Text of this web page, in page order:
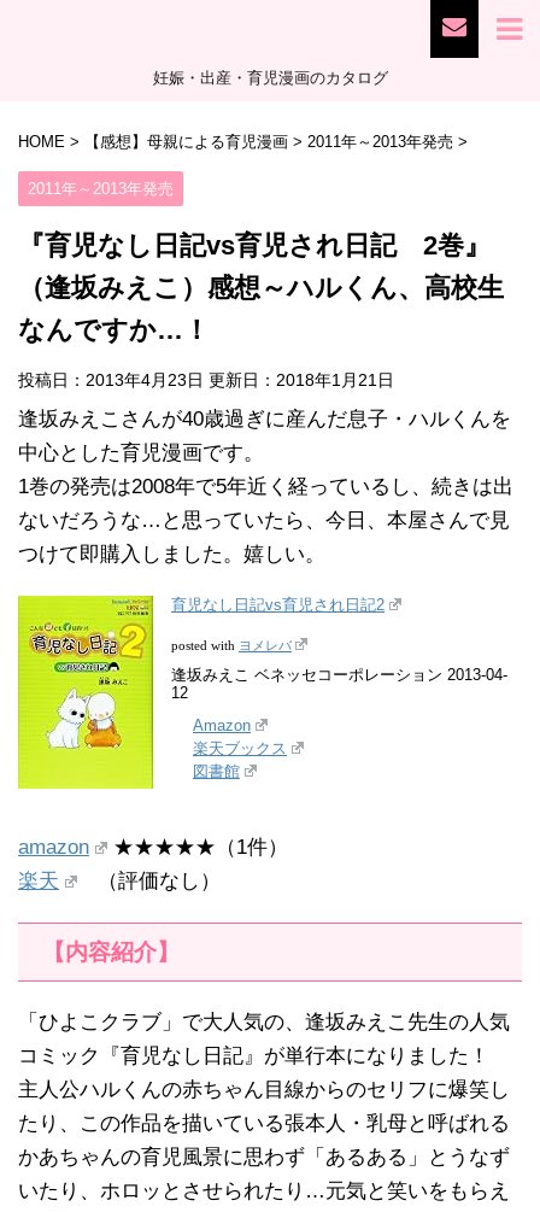
妊娠・出産・育児漫画のカタログ
HOME > 【感想】母親による育児漫画 > 2011年～2013年発売 >
2011年～2013年発売
『育児なし日記vs育児され日記 2巻』
（逢坂みえこ）感想～ハルくん、高校生
なんですか…！
投稿日：2013年4月23日 更新日： 2018年1月21日
逢坂みえこさんが40歳過ぎに産んだ息子・ハルくんを
中心とした育児漫画です。
1巻の発売は2008年で5年近く経っているし、続きは出
ないだろうな…と思っていたら、今日、本屋さんで見
つけて即購入しました。嬉しい。
育児なし日記vs育児され日記2
posted with ヨメレバ
逢坂みえこ ベネッセコーポレーション 2013-04-
12
Amazon
楽天ブックス
図書館
amazon
★★★★★（1件）
楽天
（評価なし）
【内容紹介】
「ひよこクラブ」で大人気の、逢坂みえこ先生の人気
コミック『育児なし日記』が単行本になりました！
主人公ハルくんの赤ちゃん目線からのセリフに爆笑し
たり、この作品を描いている張本人・乳母と呼ばれる
かあちゃんの育児風景に思わず「あるある」とうなず
いたり、ホロッとさせられたり…元気と笑いをもらえ